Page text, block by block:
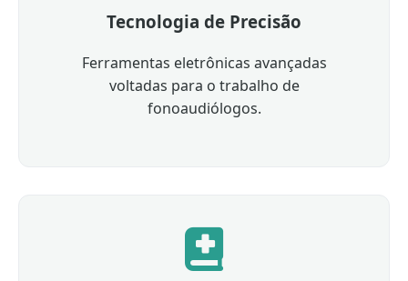
Tecnologia de Precisão
Ferramentas eletrônicas avançadas
voltadas para o trabalho de
fonoaudiólogos.